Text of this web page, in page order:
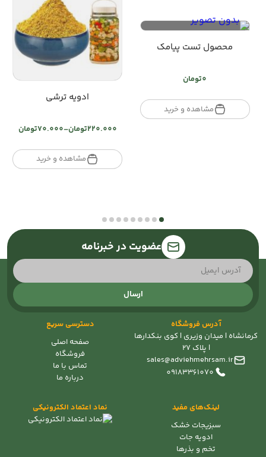
محصول تست پیامک
تومان0
مشاهده و خرید
ادویه ترشی
تومان220.000
– تومان70.000
Price
تومان70.000
through
مشاهده و خرید
عضویت در خبرنامه
ارسال
آدرس فروشگاه
کرمانشاه | میدان وزیری | کوی بنکدارها
| پلاک 27
sales@adviehmehrsam.ir
09183361070
دسترسی سریع
صفحه اصلی
فروشگاه
تماس با ما
درباره ما
لینک‌های مفید
سبزیجات خشک
ادویه جات
تخم و بذرها
نماد اعتماد الکترونیکی